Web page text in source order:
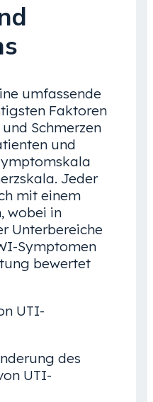
umfassende
Faktoren
Schmerzen
und
Jeder
mit einem
wobei in
Unterbereiche
Symptomen
bewertet
UTI-
des
UTI-